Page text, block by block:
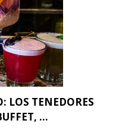
LOS TENEDORES
...